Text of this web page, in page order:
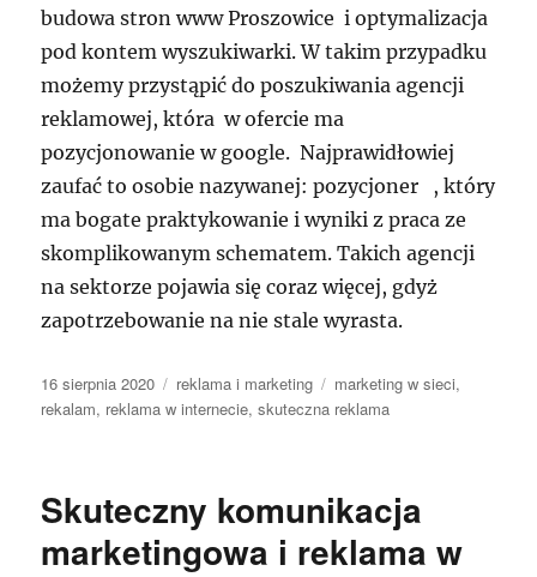
budowa stron www Proszowice i optymalizacja
pod kontem wyszukiwarki. W takim przypadku
możemy przystąpić do poszukiwania agencji
reklamowej, która w ofercie ma
pozycjonowanie w google. Najprawidłowiej
zaufać to osobie nazywanej: pozycjoner , który
ma bogate praktykowanie i wyniki z praca ze
skomplikowanym schematem. Takich agencji
na sektorze pojawia się coraz więcej, gdyż
zapotrzebowanie na nie stale wyrasta.
Data
publikacji
16 sierpnia 2020 Kategorie
reklama i marketing Tagi
marketing w sieci,
rekalam, reklama w internecie,skuteczna reklama
Skuteczny komunikacja
marketingowa i reklama w